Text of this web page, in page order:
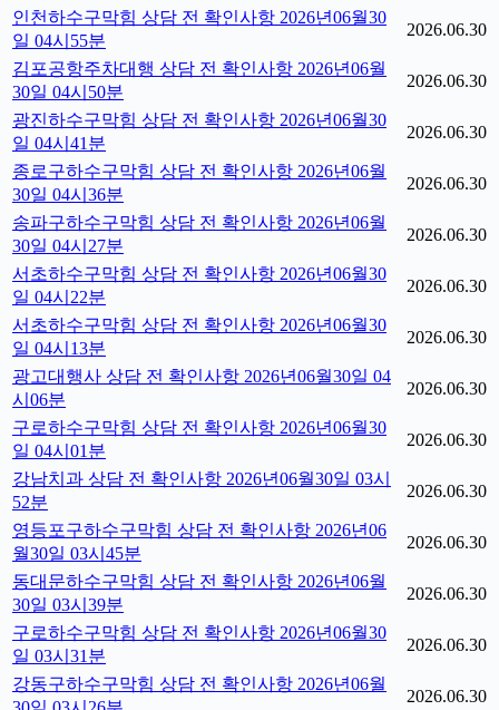
인천하수구막힘 상담 전 확인사항 2026년06월30
일 04시55분
2026.06.30
김포공항주차대행 상담 전 확인사항 2026년06월
30일 04시50분
2026.06.30
광진하수구막힘 상담 전 확인사항 2026년06월30
일 04시41분
2026.06.30
종로구하수구막힘 상담 전 확인사항 2026년06월
30일 04시36분
2026.06.30
송파구하수구막힘 상담 전 확인사항 2026년06월
30일 04시27분
2026.06.30
서초하수구막힘 상담 전 확인사항 2026년06월30
일 04시22분
2026.06.30
서초하수구막힘 상담 전 확인사항 2026년06월30
일 04시13분
2026.06.30
광고대행사 상담 전 확인사항 2026년06월30일 04
시06분
2026.06.30
구로하수구막힘 상담 전 확인사항 2026년06월30
일 04시01분
2026.06.30
강남치과 상담 전 확인사항 2026년06월30일 03시
52분
2026.06.30
영등포구하수구막힘 상담 전 확인사항 2026년06
월30일 03시45분
2026.06.30
동대문하수구막힘 상담 전 확인사항 2026년06월
30일 03시39분
2026.06.30
구로하수구막힘 상담 전 확인사항 2026년06월30
일 03시31분
2026.06.30
강동구하수구막힘 상담 전 확인사항 2026년06월
2026.06.30